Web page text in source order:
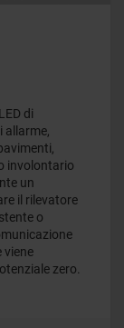
di
allarme,
involontario
un
il rilevatore
o
viene
zero.